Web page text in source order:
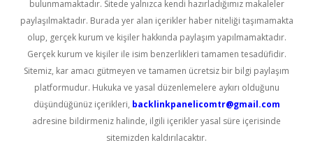
bulunmamaktadır. Sitede yalnızca kendi hazırladığımız makaleler
paylaşılmaktadır. Burada yer alan içerikler haber niteliği taşımamakta
olup, gerçek kurum ve kişiler hakkında paylaşım yapılmamaktadır.
Gerçek kurum ve kişiler ile isim benzerlikleri tamamen tesadüfidir.
Sitemiz, kar amacı gütmeyen ve tamamen ücretsiz bir bilgi paylaşım
platformudur. Hukuka ve yasal düzenlemelere aykırı olduğunu
düşündüğünüz içerikleri, backlinkpanelicomtr@gmail.com
adresine bildirmeniz halinde, ilgili içerikler yasal süre içerisinde
sitemizden kaldırılacaktır.